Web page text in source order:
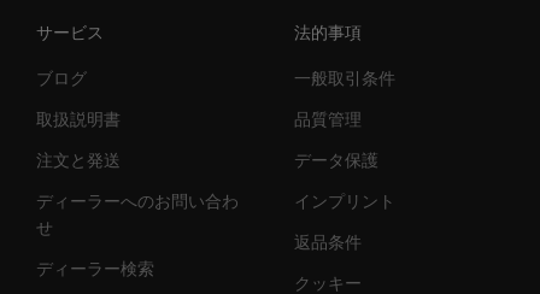
サービス
ブログ
取扱説明書
注文と発送
ディーラーへのお問い合わ
せ
ディーラー検索
法的事項
一般取引条件
品質管理
データ保護
インプリント
返品条件
クッキー